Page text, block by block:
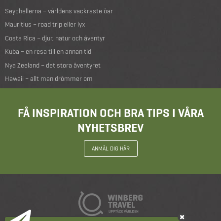
Seychellerna – världens vackraste öar
Mauritius – road trip eller lyx
Costa Rica – djur, natur och äventyr
Kuba – en resa till en annan tid
Nya Zeeland – det stora äventyret
Hawaii – allt man drömmer om
FÅ INSPIRATION OCH BRA TIPS I VÅRA
NYHETSBREV
ANMÄL DIG HÄR